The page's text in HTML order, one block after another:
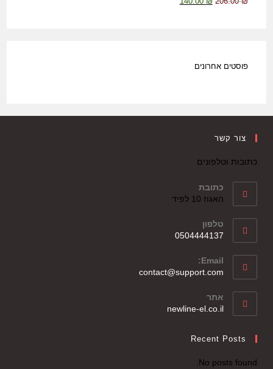
פוסטים אחרונים
צור קשר
כתובות וטלפונים
כתובת
האגוז 10 לפיד
טלפון
0504444137
Email:
contact@support.com
אתר
newline-el.co.il
Recent Posts
No posts found.